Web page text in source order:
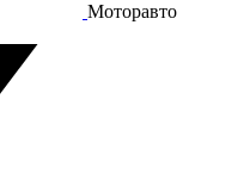
Моторавто